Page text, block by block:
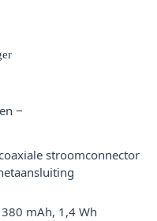
−
stroomconnector
mAh, 1,4 Wh